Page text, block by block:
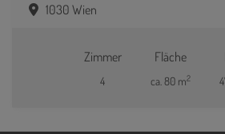
1030 Wien
Zimmer
4
Fläche
ca. 80 m2